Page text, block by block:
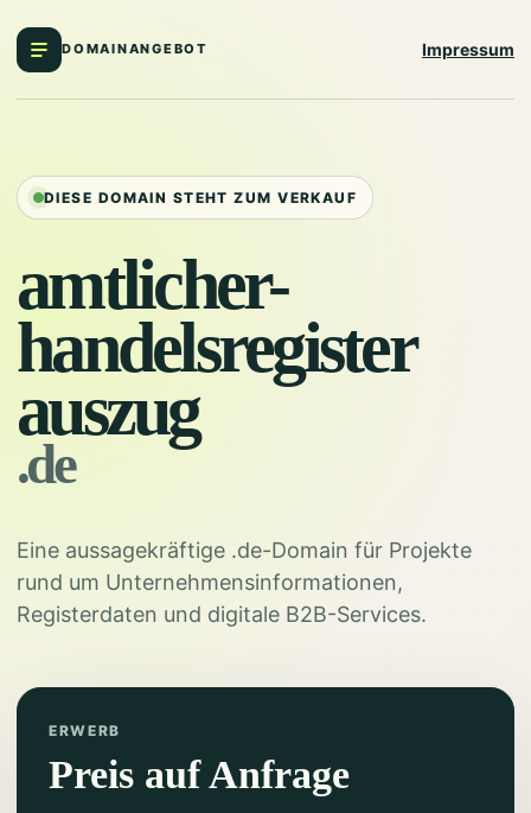
DOMAINANGEBOT Impressum
DIESE DOMAIN STEHT ZUM VERKAUF
amtlicher-
handelsregister
auszug
.de
Eine aussagekräftige .de-Domain für Projekte
rund um Unternehmensinformationen,
Registerdaten und digitale B2B-Services.
ERWERB
Preis auf Anfrage